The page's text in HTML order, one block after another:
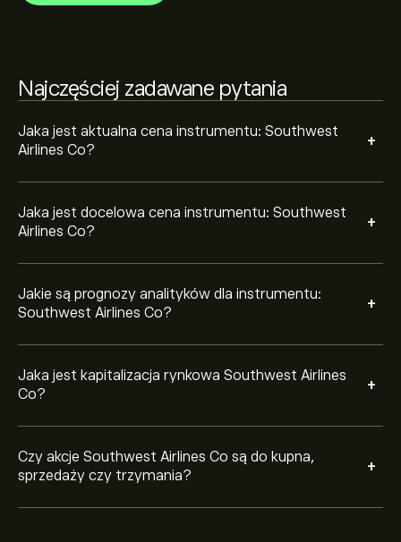
Najczęściej zadawane pytania
Jaka jest aktualna cena instrumentu: Southwest
Airlines Co?
+
Jaka jest docelowa cena instrumentu: Southwest
Airlines Co?
+
Jakie są prognozy analityków dla instrumentu:
Southwest Airlines Co?
+
Jaka jest kapitalizacja rynkowa Southwest Airlines
Co?
+
Czy akcje Southwest Airlines Co są do kupna,
sprzedaży czy trzymania?
+
Na podstawie rekomendacji 11 analityków dotyczących
sygnał kupna.